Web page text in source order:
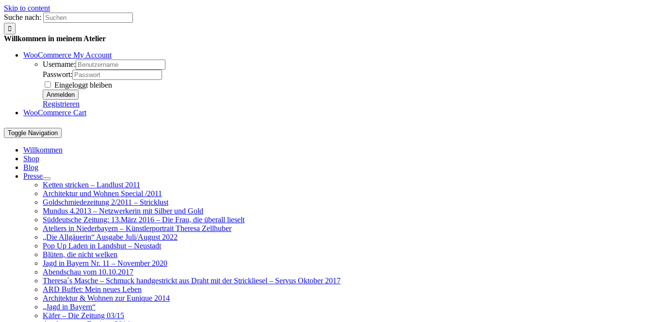
Skip to content
Suche nach:
Willkommen in meinem Atelier
WooCommerce My Account
Username:
Passwort:
Eingeloggt bleiben
Registrieren
WooCommerce Cart
Toggle Navigation
Willkommen
Shop
Blog
Presse
Ketten stricken – Landlust 2011
Architektur und Wohnen Special /2011
Goldschmiedezeitung 2/2011 – Stricklust
Mundus 4.2013 – Netzwerkerin mit Silber und Gold
Süddeutsche Zeitung: 13.März 2016 – Die Frau, die überall lieselt
Ateliers in Niederbayern – Künstlerportrait Theresa Zellhuber
„Die Allgäuerin“ Ausgabe Juli/August 2022
Pop Up Laden in Landshut – Neustadt
Blüten, die nicht welken
Jagd in Bayern Nr. 11 – November 2020
Abendschau vom 10.10.2017
Theresa´s Masche – Schmuck handgestrickt aus Draht mit der Strickliesel – Servus Oktober 2017
ARD Buffet: Mein neues Leben
Architektur & Wohnen zur Eunique 2014
„Jagd in Bayern“
Käfer – Die Zeitung 03/15